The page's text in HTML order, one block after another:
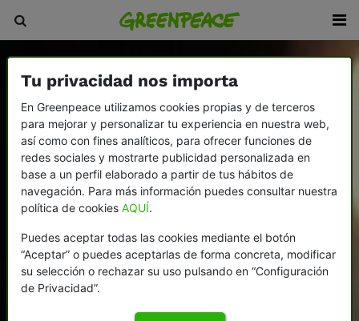
Tu privacidad nos importa
En Greenpeace utilizamos cookies propias y de terceros
para mejorar y personalizar tu experiencia en nuestra web,
así como con fines analíticos, para ofrecer funciones de
redes sociales y mostrarte publicidad personalizada en
base a un perfil elaborado a partir de tus hábitos de
navegación. Para más información puedes consultar nuestra
política de cookies AQUÍ.
Puedes aceptar todas las cookies mediante el botón
“Aceptar” o puedes aceptarlas de forma concreta, modificar
su selección o rechazar su uso pulsando en “Configuración
de Privacidad”.